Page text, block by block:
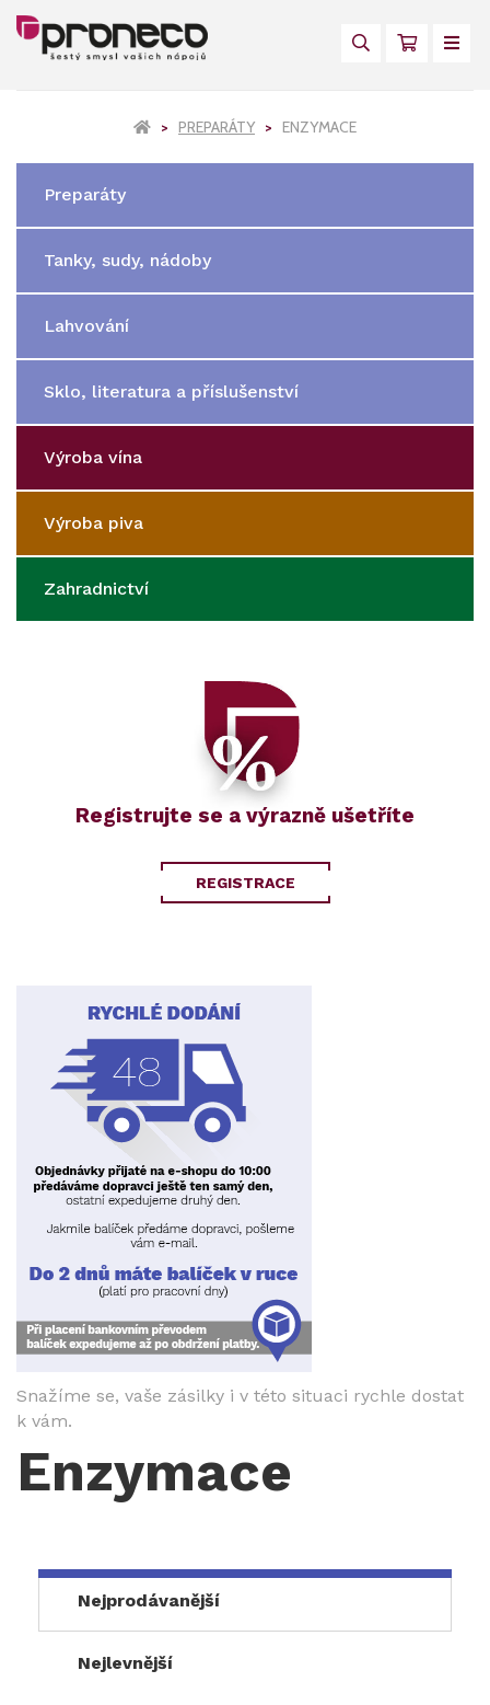
PREPARÁTY ENZYMACE
Preparáty
Tanky, sudy, nádoby
Lahvování
Sklo, literatura a příslušenství
Výroba vína
Výroba piva
Zahradnictví
Registrujte se a výrazně ušetříte
REGISTRACE
Snažíme se, vaše zásilky i v této situaci rychle dostat
k vám.
Enzymace
Nejprodávanější
Nejlevnější